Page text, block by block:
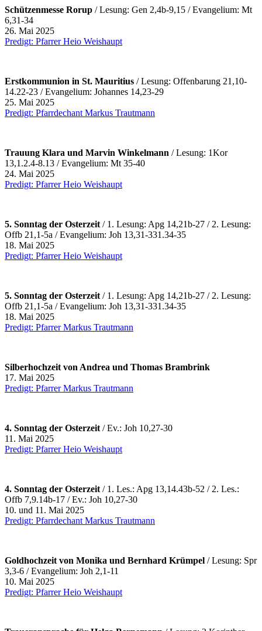
Schützenmesse Rorup / Lesung: Gen 2,4b-9,15 / Evangelium: Mt
6,31-34
26. Mai 2025
Predigt: Pfarrer Heio Weishaupt
Erstkommunion in St. Mauritius / Lesung: Offenbarung 21,10-
14.22-23 / Evangelium: Johannes 14,23-29
25. Mai 2025
Predigt: Pfarrdechant Markus Trautmann
Trauung Klara und Marvin Winkelmann / Lesung: 1Kor
13,1.2.4-8.13 / Evangelium: Mt 35-40
24. Mai 2025
Predigt: Pfarrer Heio Weishaupt
5. Sonntag der Osterzeit / 1. Lesung: Apg 14,21b-27 / 2. Lesung:
Offb 21,1-5a / Evangelium: Joh 13,31-331.34-35
18. Mai 2025
Predigt: Pfarrer Heio Weishaupt
5. Sonntag der Osterzeit / 1. Lesung: Apg 14,21b-27 / 2. Lesung:
Offb 21,1-5a / Evangelium: Joh 13,31-331.34-35
18. Mai 2025
Predigt: Pfarrer Markus Trautmann
Silberhochzeit von Andrea und Thomas Brambrink
17. Mai 2025
Predigt: Pfarrer Markus Trautmann
4. Sonntag der Osterzeit /Ev.: Joh 10,27-30
11. Mai 2025
Predigt: Pfarrer Heio Weishaupt
4. Sonntag der Osterzeit / 1. Les.: Apg 13,14.43b-52 / 2. Les.:
Offb 7,9.14b-17 / Ev.: Joh 10,27-30
10. und 11. Mai 2025
Predigt: Pfarrdechant Markus Trautmann
Goldhochzeit von Monika und Bernhard Krümpel / Lesung: Spr
3,3-6 / Evangelium: Joh 2,1-11
10. Mai 2025
Predigt: Pfarrer Heio Weishaupt